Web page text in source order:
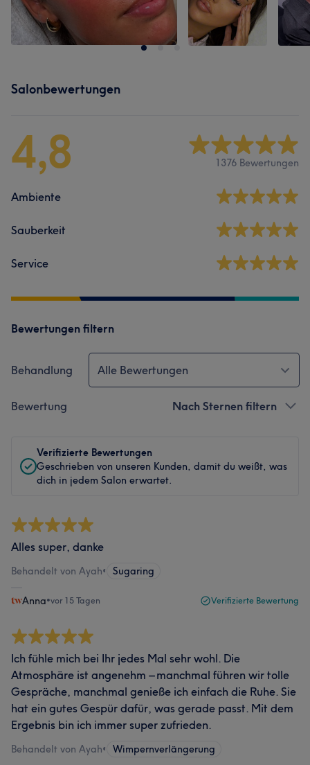
Salonbewertungen
4,8 1376 Bewertungen
Ambiente
Sauberkeit
Service
Bewertungen filtern
Behandlung Alle Bewertungen
Bewertung Nach Sternen filtern
Verifizierte Bewertungen
Geschrieben von unseren Kunden, damit du weißt, was
dich in jedem Salon erwartet.
Alles super, danke
Behandelt von Ayah• Sugaring
Anna•vor 15 Tagen Verifizierte Bewertung
Ich fühle mich bei Ihr jedes Mal sehr wohl. Die
Atmosphäre ist angenehm – manchmal führen wir tolle
Gespräche, manchmal genieße ich einfach die Ruhe. Sie
hat ein gutes Gespür dafür, was gerade passt. Mit dem
Ergebnis bin ich immer super zufrieden.
Behandelt von Ayah• Wimpernverlängerung